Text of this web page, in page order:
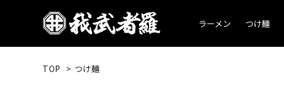
ラーメン つけ麺
TOP > つけ麺